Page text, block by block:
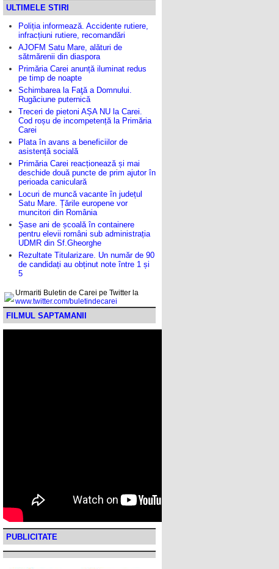
ULTIMELE STIRI
Poliția informează. Accidente rutiere,
infracțiuni rutiere, recomandări
AJOFM Satu Mare, alături de
sătmărenii din diaspora
Primăria Carei anunță iluminat redus
pe timp de noapte
Schimbarea la Faţă a Domnului.
Rugăciune puternică
Treceri de pietoni AȘA NU la Carei.
Cod roșu de incompetență la Primăria
Carei
Plata în avans a beneficiilor de
asistență socială
Primăria Carei reacționează și mai
deschide două puncte de prim ajutor în
perioada caniculară
Locuri de muncă vacante în județul
Satu Mare. Țările europene vor
muncitori din România
Șase ani de școală în containere
pentru elevii români sub administrația
UDMR din Sf.Gheorghe
Rezultate Titularizare. Un număr de 90
de candidați au obținut note între 1 și
5
Urmariti Buletin de Carei pe Twitter la
www.twitter.com/buletindecarei
FILMUL SAPTAMANII
PUBLICITATE